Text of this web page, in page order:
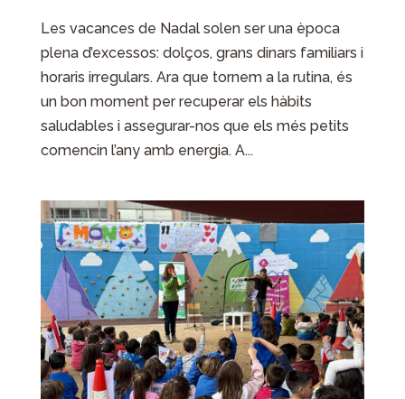
Les vacances de Nadal solen ser una època
plena d’excessos: dolços, grans dinars familiars i
horaris irregulars. Ara que tornem a la rutina, és
un bon moment per recuperar els hàbits
saludables i assegurar-nos que els més petits
comencin l’any amb energia. A...